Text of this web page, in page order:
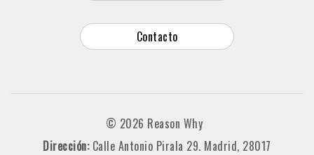
Contacto
© 2026 Reason Why
Dirección: Calle Antonio Pirala 29. Madrid, 28017